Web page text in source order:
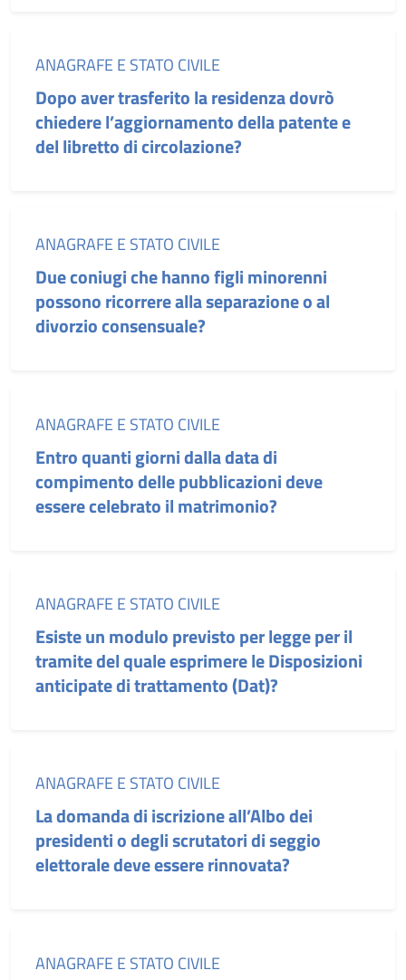
Categoria:
ANAGRAFE E STATO CIVILE
Dopo aver trasferito la residenza dovrò
chiedere l’aggiornamento della patente e
del libretto di circolazione?
Categoria:
ANAGRAFE E STATO CIVILE
Due coniugi che hanno figli minorenni
possono ricorrere alla separazione o al
divorzio consensuale?
Categoria:
ANAGRAFE E STATO CIVILE
Entro quanti giorni dalla data di
compimento delle pubblicazioni deve
essere celebrato il matrimonio?
Categoria:
ANAGRAFE E STATO CIVILE
Esiste un modulo previsto per legge per il
tramite del quale esprimere le Disposizioni
anticipate di trattamento (Dat)?
Categoria:
ANAGRAFE E STATO CIVILE
La domanda di iscrizione all’Albo dei
presidenti o degli scrutatori di seggio
elettorale deve essere rinnovata?
Categoria:
ANAGRAFE E STATO CIVILE